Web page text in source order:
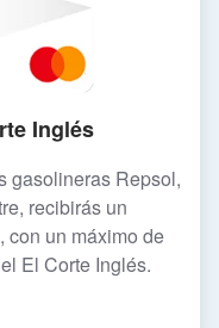
Inglés
gasolineras Repsol,
recibirás un
con un máximo de
El Corte Inglés.